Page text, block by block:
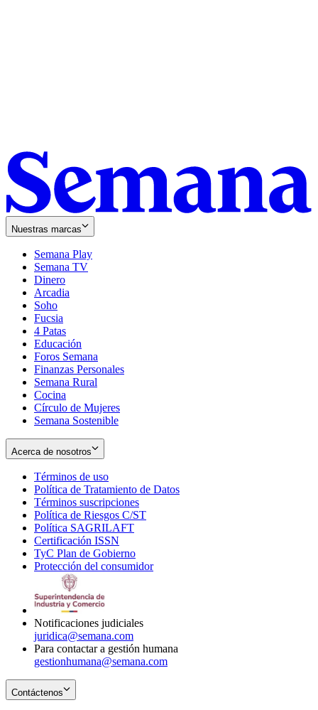
Nuestras marcas
Semana Play
Semana TV
Dinero
Arcadia
Soho
in
new
window
Fucsia
in
new
window
4 Patas
Educación
Foros Semana
Finanzas Personales
Semana Rural
Cocina
Círculo de Mujeres
Semana Sostenible
Acerca de nosotros
Términos de uso
in
new
window
Política de Tratamiento de Datos
Términos suscripciones
in
Política de Riesgos C/ST
Política SAGRILAFT
new
window
Certificación ISSN
in
new
TyC Plan de Gobierno
in
Protección del consumidorOpens
Notificaciones judiciales
juridica@semana.com
Para contactar a gestión humana
gestionhumana@semana.com
Contáctenos